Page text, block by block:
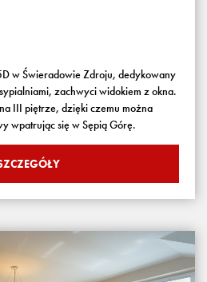
w Świeradowie Zdroju, dedykowany
zachwyci widokiem z okna.
III piętrze, dzięki czemu można
wpatrując się w Sępią Górę.